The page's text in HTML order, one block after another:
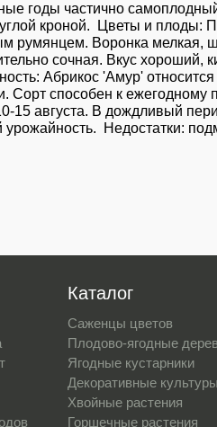
годы частично
кроной. Цветы и
румянцем. Воронка мелкая,
сочная. Вкус хороший,
Абрикос 'Амур'
Сорт способен к
15 августа. В дождливый
урожайность. Недостатки:
Каталог
Саженцы цветов
Плодово-ягодные
Ягодные кустарники
Декоративные культуры
Хвойные растения
Горшечные растения